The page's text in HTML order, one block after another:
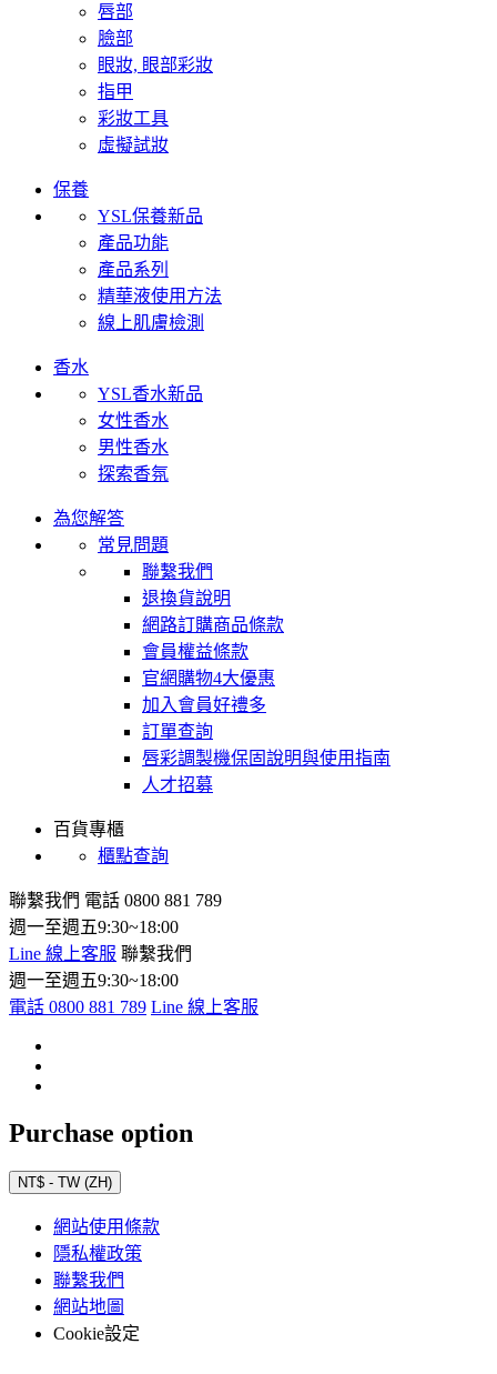
唇部
臉部
眼妝, 眼部彩妝
指甲
彩妝工具
虛擬試妝
保養
YSL保養新品
產品功能
產品系列
精華液使用方法
線上肌膚檢測
香水
YSL香水新品
女性香水
男性香水
探索香氛
為您解答
常見問題
聯繫我們
退換貨說明
網路訂購商品條款
會員權益條款
官網購物4大優惠
加入會員好禮多
訂單查詢
唇彩調製機保固說明與使用指南
人才招募
百貨專櫃
櫃點查詢
聯繫我們 電話 0800 881 789
週一至週五9:30~18:00
Line 線上客服 聯繫我們
週一至週五9:30~18:00
電話 0800 881 789 Line 線上客服
Purchase option
NT$ - TW (ZH)
網站使用條款
隱私權政策
聯繫我們
網站地圖
Cookie設定